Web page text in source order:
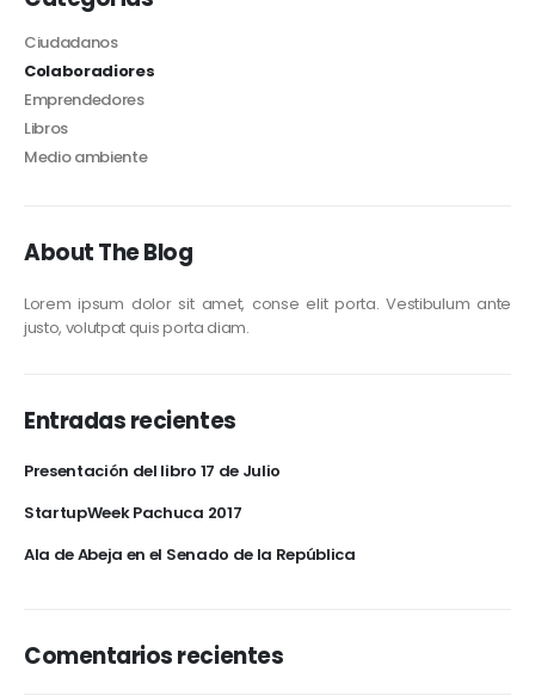
Ciudadanos
Colaboradiores
Emprendedores
Libros
Medio ambiente
About The Blog
Lorem ipsum dolor sit amet, conse elit porta. Vestibulum ante
justo, volutpat quis porta diam.
Entradas recientes
Presentación del libro 17 de Julio
StartupWeek Pachuca 2017
Ala de Abeja en el Senado de la República
Comentarios recientes